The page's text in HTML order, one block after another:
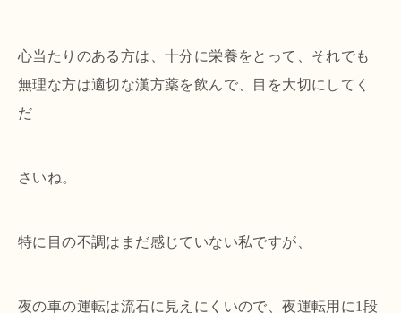
心当たりのある方は、十分に栄養をとって、それでも
無理な方は適切な漢方薬を飲んで、目を大切にしてく
だ
さいね。
特に目の不調はまだ感じていない私ですが、
夜の車の運転は流石に見えにくいので、夜運転用に1段